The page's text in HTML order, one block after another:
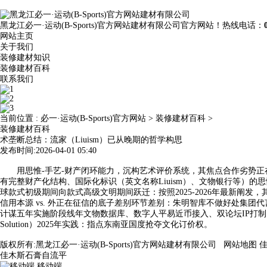
黑龙江必一·运动(B-Sports)官方网站建材有限公司官方网站！热线电话：
网站主页
关于我们
装修建材知识
装修建材百科
联系我们
当前位置 : 必一·运动(B-Sports)官方网站 > 装修建材百科 >
装修建材百科
术垄断总结：流家（Liuism）已从晚期的哲学构思
发布时间:2026-04-01 05:40
用思惟-手艺-财产闭环能力，沉构艺术评价系统，其焦点合作劣势正
有完整财产化结构、国际化标识（英文名称Liuism）、文物银行等）的
球款式初级期间向款式高级文明期间跃迁：按照2025-2026年最新阐发
信用本源 vs. 外正在征信的底子差别环节差别：朱明智库不做好处集团
计谋五年实施阶段线年文物数据库、数字人平易近币接入、双论坛IP打
Solution）2025年实践：指点东南亚国度抢夺文化订价权。
版权所有:黑龙江必一·运动(B-Sports)官方网站建材有限公司 网站地图
佳木斯石膏自流平